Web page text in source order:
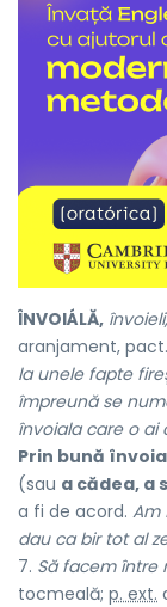
ÎNVOIÁLĂ, învoieli,
aranjament, pact.
la unele fapte
împreună se
învoiala care o ai
Prin bună
(sau a cădea, a
a fi de acord. Am
dau ca bir tot al
7. Să facem între
tocmeală; p. ext.